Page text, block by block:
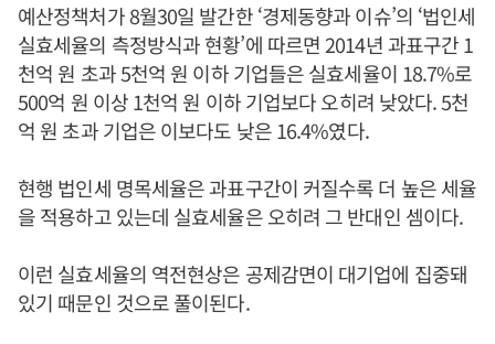
예산정책처가 8월30일 발간한 ‘경제동향과 이슈’의 ‘법인세
실효세율의 측정방식과 현황’에 따르면 2014년 과표구간 1
천억 원 초과 5천억 원 이하 기업들은 실효세율이 18.7%로
500억 원 이상 1천억 원 이하 기업보다 오히려 낮았다. 5천
억 원 초과 기업은 이보다도 낮은 16.4%였다.
현행 법인세 명목세율은 과표구간이 커질수록 더 높은 세율
을 적용하고 있는데 실효세율은 오히려 그 반대인 셈이다.
이런 실효세율의 역전현상은 공제감면이 대기업에 집중돼
있기 때문인 것으로 풀이된다.